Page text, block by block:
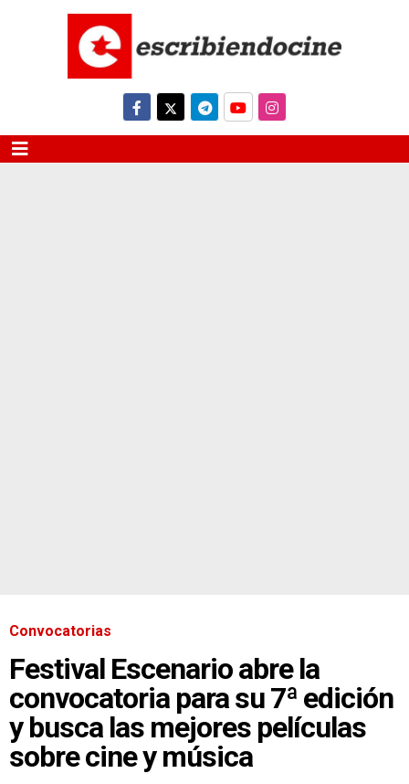
Convocatorias
Festival Escenario abre la
convocatoria para su 7ª edición
y busca las mejores películas
sobre cine y música